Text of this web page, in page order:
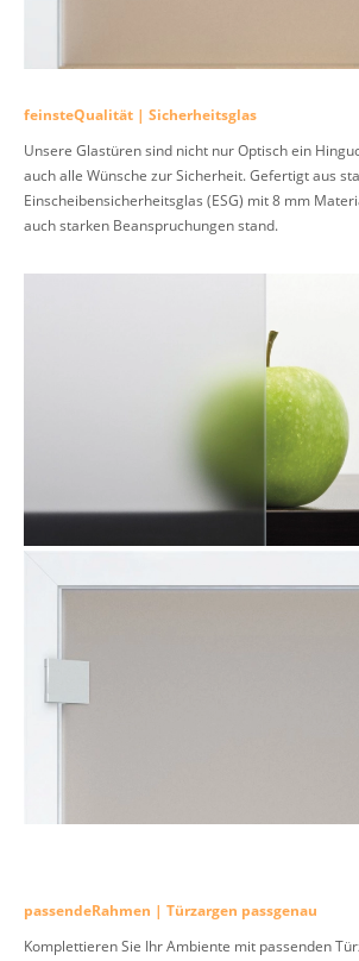
feinsteQualität | Sicherheitsglas
Unsere Glastüren sind nicht nur Optisch ein
auch alle Wünsche zur Sicherheit. Gefertigt aus
Einscheibensicherheitsglas (ESG) mit 8 mm
auch starken Beanspruchungen stand.
passendeRahmen | Türzargen passgenau
Komplettieren Sie Ihr Ambiente mit passenden